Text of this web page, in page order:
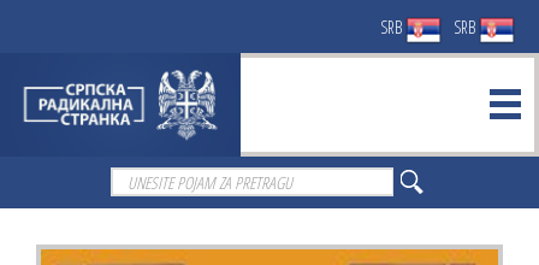
SRB SRB